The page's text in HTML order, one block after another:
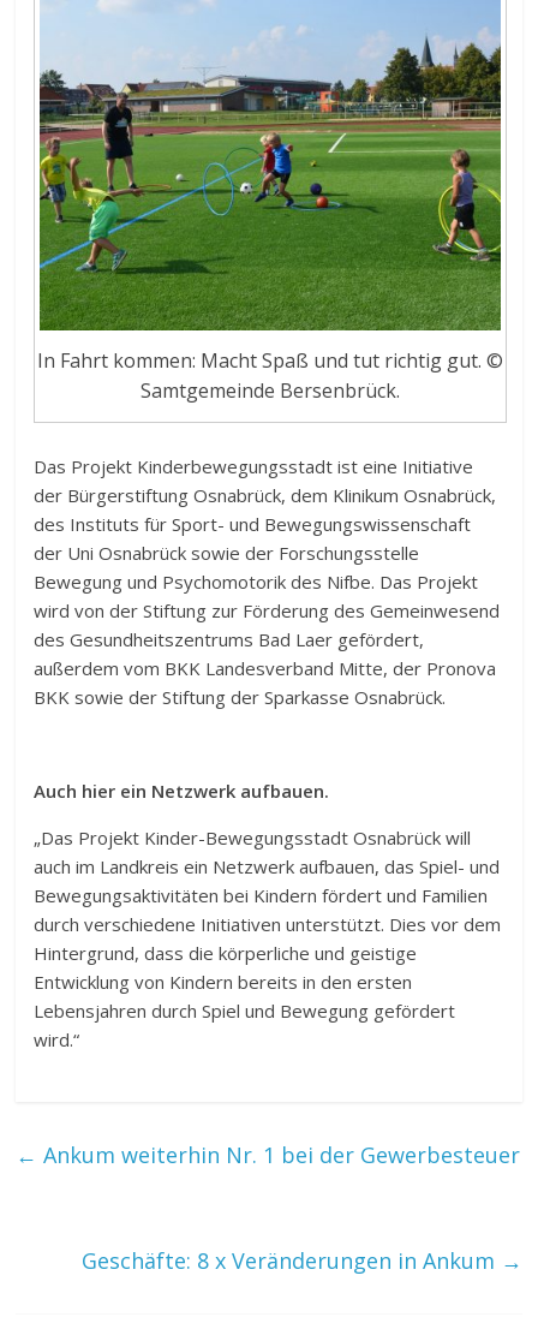
In Fahrt kommen: Macht Spaß und tut richtig gut. ©
Samtgemeinde Bersenbrück.
Das Projekt Kinderbewegungsstadt ist eine Initiative
der Bürgerstiftung Osnabrück, dem Klinikum Osnabrück,
des Instituts für Sport- und Bewegungswissenschaft
der Uni Osnabrück sowie der Forschungsstelle
Bewegung und Psychomotorik des Nifbe. Das Projekt
wird von der Stiftung zur Förderung des Gemeinwesend
des Gesundheitszentrums Bad Laer gefördert,
außerdem vom BKK Landesverband Mitte, der Pronova
BKK sowie der Stiftung der Sparkasse Osnabrück.
Auch hier ein Netzwerk aufbauen.
„Das Projekt Kinder-Bewegungsstadt Osnabrück will
auch im Landkreis ein Netzwerk aufbauen, das Spiel- und
Bewegungsaktivitäten bei Kindern fördert und Familien
durch verschiedene Initiativen unterstützt. Dies vor dem
Hintergrund, dass die körperliche und geistige
Entwicklung von Kindern bereits in den ersten
Lebensjahren durch Spiel und Bewegung gefördert
wird.“
← Ankum weiterhin Nr. 1 bei der Gewerbesteuer
Geschäfte: 8 x Veränderungen in Ankum →